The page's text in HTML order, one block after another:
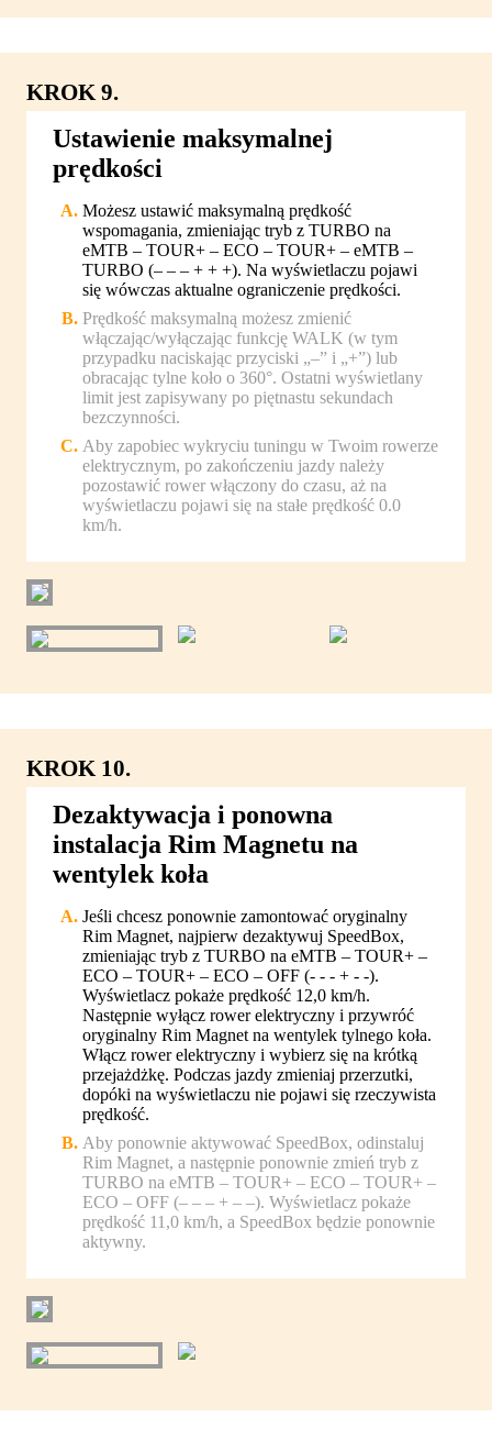
KROK 9.
Ustawienie maksymalnej
prędkości
Możesz ustawić maksymalną prędkość
wspomagania, zmieniając tryb z TURBO na
eMTB – TOUR+ – ECO – TOUR+ – eMTB –
TURBO (– – – + + +). Na wyświetlaczu pojawi
się wówczas aktualne ograniczenie prędkości.
Prędkość maksymalną możesz zmienić
włączając/wyłączając funkcję WALK (w tym
przypadku naciskając przyciski „–” i „+”) lub
obracając tylne koło o 360°. Ostatni wyświetlany
limit jest zapisywany po piętnastu sekundach
bezczynności.
Aby zapobiec wykryciu tuningu w Twoim rowerze
elektrycznym, po zakończeniu jazdy należy
pozostawić rower włączony do czasu, aż na
wyświetlaczu pojawi się na stałe prędkość 0.0
km/h.
KROK 10.
Dezaktywacja i ponowna
instalacja Rim Magnetu na
wentylek koła
Jeśli chcesz ponownie zamontować oryginalny
Rim Magnet, najpierw dezaktywuj SpeedBox,
zmieniając tryb z TURBO na eMTB – TOUR+ –
ECO – TOUR+ – ECO – OFF (- - - + - -).
Wyświetlacz pokaże prędkość 12,0 km/h.
Następnie wyłącz rower elektryczny i przywróć
oryginalny Rim Magnet na wentylek tylnego koła.
Włącz rower elektryczny i wybierz się na krótką
przejażdżkę. Podczas jazdy zmieniaj przerzutki,
dopóki na wyświetlaczu nie pojawi się rzeczywista
prędkość.
Aby ponownie aktywować SpeedBox, odinstaluj
Rim Magnet, a następnie ponownie zmień tryb z
TURBO na eMTB – TOUR+ – ECO – TOUR+ –
ECO – OFF (– – – + – –). Wyświetlacz pokaże
prędkość 11,0 km/h, a SpeedBox będzie ponownie
aktywny.